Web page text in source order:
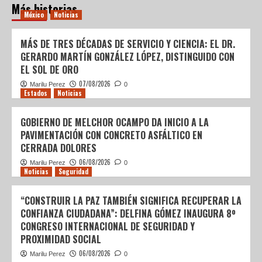
Más historias
México Noticias
MÁS DE TRES DÉCADAS DE SERVICIO Y CIENCIA: EL DR.
GERARDO MARTÍN GONZÁLEZ LÓPEZ, DISTINGUIDO CON
EL SOL DE ORO
Marilu Perez 07/08/2026 0
Estados Noticias
GOBIERNO DE MELCHOR OCAMPO DA INICIO A LA
PAVIMENTACIÓN CON CONCRETO ASFÁLTICO EN
CERRADA DOLORES
Marilu Perez 06/08/2026 0
Noticias Seguridad
“CONSTRUIR LA PAZ TAMBIÉN SIGNIFICA RECUPERAR LA
CONFIANZA CIUDADANA”: DELFINA GÓMEZ INAUGURA 8º
CONGRESO INTERNACIONAL DE SEGURIDAD Y
PROXIMIDAD SOCIAL
Marilu Perez 06/08/2026 0